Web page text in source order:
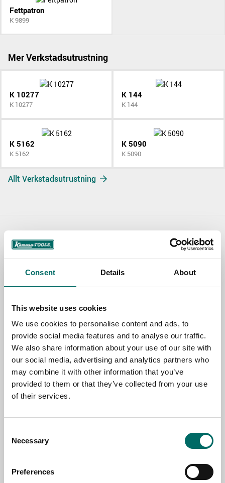
Consent Details About
This website uses cookies
We use cookies to personalise content and ads, to
provide social media features and to analyse our traffic.
We also share information about your use of our site with
our social media, advertising and analytics partners who
may combine it with other information that you’ve
provided to them or that they’ve collected from your use
of their services.
Selection
Necessary
Preferences
Fettpatron
K 9899
Mer Verkstadsutrustning
K 10277
K 10277
K 144
K 144
K 5162
K 5162
K 5090
K 5090
Allt Verkstadsutrustning
Contact us
NAME
EMAIL
SELECT COUNTRY